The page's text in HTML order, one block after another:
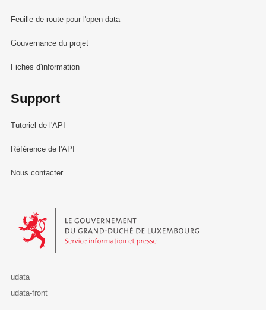
Feuille de route pour l'open data
Gouvernance du projet
Fiches d'information
Support
Tutoriel de l'API
Référence de l'API
Nous contacter
Le Gouvernement du Grand-Duché de Luxembourg - Service
udata
udata-front